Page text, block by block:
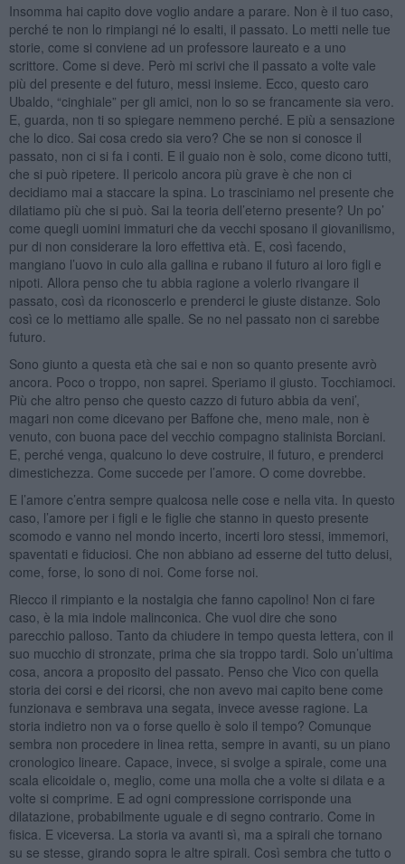
Insomma hai capito dove voglio andare a parare. Non è il tuo caso,
perché te non lo rimpiangi né lo esalti, il passato. Lo metti nelle tue
storie, come si conviene ad un professore laureato e a uno
scrittore. Come si deve. Però mi scrivi che il passato a volte vale
più del presente e del futuro, messi insieme. Ecco, questo caro
Ubaldo, “cinghiale” per gli amici, non lo so se francamente sia vero.
E, guarda, non ti so spiegare nemmeno perché. E più a sensazione
che lo dico. Sai cosa credo sia vero? Che se non si conosce il
passato, non ci si fa i conti. E il guaio non è solo, come dicono tutti,
che si può ripetere. Il pericolo ancora più grave è che non ci
decidiamo mai a staccare la spina. Lo trasciniamo nel presente che
dilatiamo più che si può. Sai la teoria dell’eterno presente? Un po’
come quegli uomini immaturi che da vecchi sposano il giovanilismo,
pur di non considerare la loro effettiva età. E, così facendo,
mangiano l’uovo in culo alla gallina e rubano il futuro ai loro figli e
nipoti. Allora penso che tu abbia ragione a volerlo rivangare il
passato, così da riconoscerlo e prenderci le giuste distanze. Solo
così ce lo mettiamo alle spalle. Se no nel passato non ci sarebbe
futuro.
Sono giunto a questa età che sai e non so quanto presente avrò
ancora. Poco o troppo, non saprei. Speriamo il giusto. Tocchiamoci.
Più che altro penso che questo cazzo di futuro abbia da veni’,
magari non come dicevano per Baffone che, meno male, non è
venuto, con buona pace del vecchio compagno stalinista Borciani.
E, perché venga, qualcuno lo deve costruire, il futuro, e prenderci
dimestichezza. Come succede per l’amore. O come dovrebbe.
E l’amore c’entra sempre qualcosa nelle cose e nella vita. In questo
caso, l’amore per i figli e le figlie che stanno in questo presente
scomodo e vanno nel mondo incerto, incerti loro stessi, immemori,
spaventati e fiduciosi. Che non abbiano ad esserne del tutto delusi,
come, forse, lo sono di noi. Come forse noi.
Riecco il rimpianto e la nostalgia che fanno capolino! Non ci fare
caso, è la mia indole malinconica. Che vuol dire che sono
parecchio palloso. Tanto da chiudere in tempo questa lettera, con il
suo mucchio di stronzate, prima che sia troppo tardi. Solo un’ultima
cosa, ancora a proposito del passato. Penso che Vico con quella
storia dei corsi e dei ricorsi, che non avevo mai capito bene come
funzionava e sembrava una segata, invece avesse ragione. La
storia indietro non va o forse quello è solo il tempo? Comunque
sembra non procedere in linea retta, sempre in avanti, su un piano
cronologico lineare. Capace, invece, si svolge a spirale, come una
scala elicoidale o, meglio, come una molla che a volte si dilata e a
volte si comprime. E ad ogni compressione corrisponde una
dilatazione, probabilmente uguale e di segno contrario. Come in
fisica. E viceversa. La storia va avanti sì, ma a spirali che tornano
su se stesse, girando sopra le altre spirali. Così sembra che tutto o